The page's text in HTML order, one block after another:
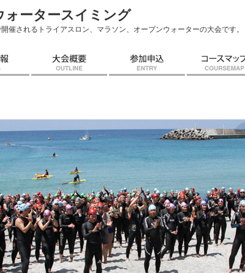
ォータースイミング
催されるトライアスロン、マラソン、オープンウォーターの大会です。